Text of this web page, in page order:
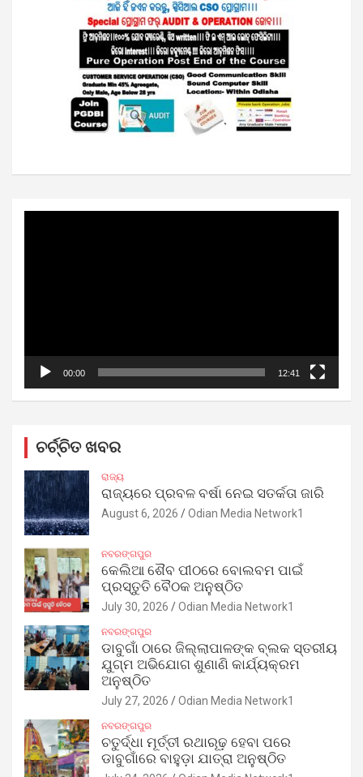
00:00 12:41
ଚର୍ଚ୍ଚିତ ଖବର
ରାଜ୍ୟ
ରାଜ୍ୟରେ ପ୍ରବଳ ବର୍ଷା ନେଇ ସତର୍କତା ଜାରି
August 6, 2026 Odian Media Network1
ନବରଙ୍ଗପୁର
କେଲିଆ ଶୈବ ପୀଠରେ ବୋଲବମ ପାଇଁ
ପ୍ରସ୍ତୁତି ବୈଠକ ଅନୁଷ୍ଠିତ
July 30, 2026 Odian Media Network1
ନବରଙ୍ଗପୁର
ଡାବୁଗାଁ ଠାରେ ଜିଲ୍ଲାପାଳଙ୍କ ବ୍ଲକ ସ୍ତରୀୟ
ଯୁଗ୍ମ ଅଭିଯୋଗ ଶୁଣାଣି କାର୍ଯ୍ୟକ୍ରମ
ଅନୁଷ୍ଠିତ
July 27, 2026 Odian Media Network1
ନବରଙ୍ଗପୁର
ଚତୁର୍ଦ୍ଧା ମୂର୍ତ୍ତୀ ରଥାରୂଢ଼ ହେବା ପରେ
ଡାବୁଗାଁରେ ବାହୁଡ଼ା ଯାତ୍ରା ଅନୁଷ୍ଠିତ